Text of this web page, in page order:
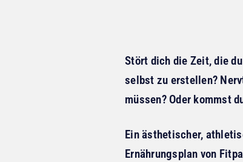
Stört dich die Zeit, die
selbst zu erstellen?
müssen? Oder kommst
Ein ästhetischer,
Ernährungsplan von